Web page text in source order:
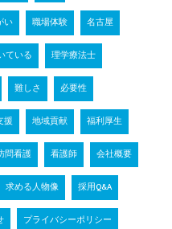
い 職場体験 名古屋
ている 理学療法士
難しさ 必要性
援 地域貢献 福利厚生
問看護 看護師 会社概要
求める人物像 採用Q&A
プライバシーポリシー